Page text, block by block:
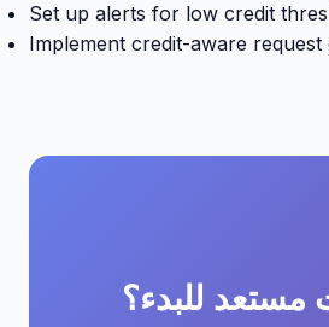
Set up alerts for low credit
Implement credit-aware request
مستعد للبدء؟